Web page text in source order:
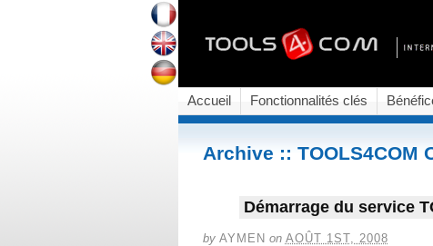
Accueil Fonctionnalités clés
Archive :: TOOLS4COM
Démarrage du service
by AYMEN on AOÛT 1ST, 2008